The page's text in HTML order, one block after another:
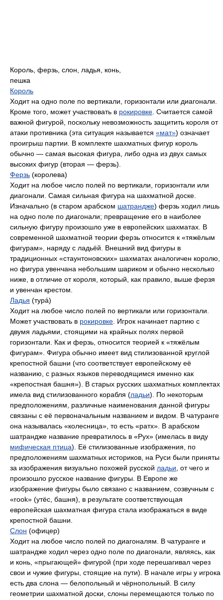
Король, ферзь, слон, ладья, конь,
пешка
Король
Ходит на одно поле по вертикали, горизонтали или диагонали.
Кроме того, может участвовать в рокировке . Считается самой
важной фигурой, поскольку невозможность защитить короля от
атаки противника (эта ситуация называется «мат») означает
проигрыш партии. В комплекте шахматных фигур король
обычно — самая высокая фигура, либо одна из двух самых
высоких фигур (вторая — ферзь).
Ферзь (королева)
Ходит на любое число полей по вертикали, горизонтали или
диагонали. Самая сильная фигура на шахматной доске.
Изначально (в старом арабском шатрандже) ферзь ходил лишь
на одно поле по диагонали; превращение его в наиболее
сильную фигуру произошло уже в европейских шахматах. В
современной шахматной теории ферзь относится к «тяжёлым
фигурам», наряду с ладьёй. Внешний вид фигуры в
традиционных «стаунтоновских» шахматах аналогичен королю,
но фигура увенчана небольшим шариком и обычно несколько
ниже, в отличие от короля, который, как правило, выше ферзя
и увенчан крестом.
Ладья (турá)
Ходит на любое число полей по вертикали или горизонтали.
Может участвовать в рокировке . Игрок начинает партию с
двумя ладьями, стоящими на крайных полях первой
горизонтали. Как и ферзь, относится теорией к «тяжёлым
фигурам». Фигура обычно имеет вид стилизованной круглой
крепостной башни (что соответствует европейскому её
названию, с разных языков переводящимся именно как
«крепостная башня»). В старых русских шахматных комплектах
имела вид стилизованного корабля (ладьи). По некоторым
предположениям, различные наименования данной фигуры
связаны с её первоначальным названием и видом. В чатуранге
она называлась «колесница», то есть «ратх». В арабском
шатрандже название превратилось в «Рух» (имелась в виду
мифическая птица). Её стилизованные изображения, по
предположениям шахматных историков, на Руси были приняты
за изображения визуально похожей русской ладьи , от чего и
произошло русское название фигуры. В Европе же
изображение фигуры было связано с названием, созвучным с
«rook» (утёс, башня), в результате соответствующая
европейская шахматная фигура стала изображаться в виде
крепостной башни.
Слон (офицер)
Ходит на любое число полей по диагоналям. В чатуранге и
шатрандже ходил через одно поле по диагонали, являясь, как
и конь, «прыгающей» фигурой (при ходе перешагивал через
свои и чужие фигуры, стоящие на пути). В начале игры у игрока
есть два слона — белопольный и чёрнопольный. В силу
геометрии шахматной доски, слоны перемещаются только по